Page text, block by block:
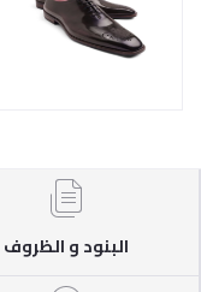
البنود و الظروف